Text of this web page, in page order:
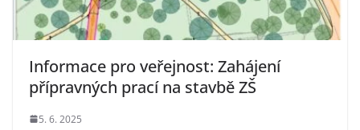
Informace pro veřejnost: Zahájení
přípravných prací na stavbě ZŠ
5. 6. 2025